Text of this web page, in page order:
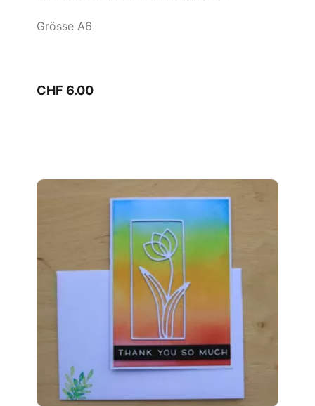
Grösse A6
CHF 6.00